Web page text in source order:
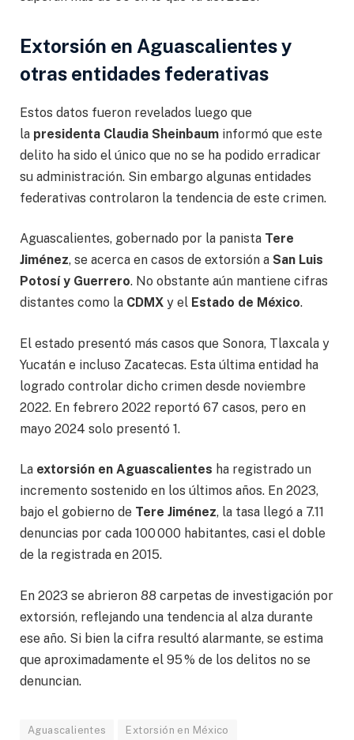
Extorsión en Aguascalientes y
otras entidades federativas
Estos datos fueron revelados luego que
la presidenta Claudia Sheinbaum informó que este
delito ha sido el único que no se ha podido erradicar
su administración. Sin embargo algunas entidades
federativas controlaron la tendencia de este crimen.
Aguascalientes, gobernado por la panista Tere
Jiménez, se acerca en casos de extorsión a San Luis
Potosí y Guerrero. No obstante aún mantiene cifras
distantes como la CDMX y el Estado de México.
El estado presentó más casos que Sonora, Tlaxcala y
Yucatán e incluso Zacatecas. Esta última entidad ha
logrado controlar dicho crimen desde noviembre
2022. En febrero 2022 reportó 67 casos, pero en
mayo 2024 solo presentó 1.
La extorsión en Aguascalientes ha registrado un
incremento sostenido en los últimos años. En 2023,
bajo el gobierno de Tere Jiménez, la tasa llegó a 7.11
denuncias por cada 100 000 habitantes, casi el doble
de la registrada en 2015.
En 2023 se abrieron 88 carpetas de investigación por
extorsión, reflejando una tendencia al alza durante
ese año. Si bien la cifra resultó alarmante, se estima
que aproximadamente el 95 % de los delitos no se
denuncian.
Aguascalientes Extorsión en México